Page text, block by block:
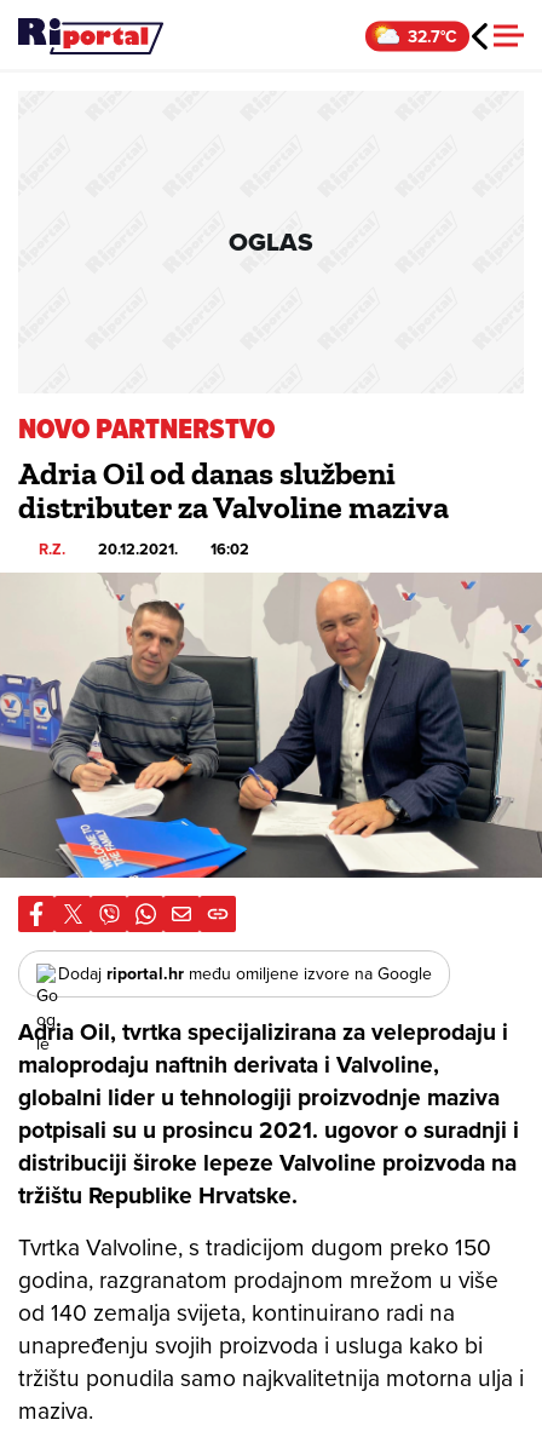
Skip
32.7°C
OGLAS
NOVO PARTNERSTVO
Adria Oil od danas službeni
distributer za Valvoline maziva
R.Z. 20.12.2021. 16:02
Dodaj riportal.hr među omiljene izvore na Google
Adria Oil, tvrtka specijalizirana za veleprodaju i
maloprodaju naftnih derivata i Valvoline,
globalni lider u tehnologiji proizvodnje maziva
potpisali su u prosincu 2021. ugovor o suradnji i
distribuciji široke lepeze Valvoline proizvoda na
tržištu Republike Hrvatske.
Tvrtka Valvoline, s tradicijom dugom preko 150
godina, razgranatom prodajnom mrežom u više
od 140 zemalja svijeta, kontinuirano radi na
unapređenju svojih proizvoda i usluga kako bi
tržištu ponudila samo najkvalitetnija motorna ulja i
maziva.